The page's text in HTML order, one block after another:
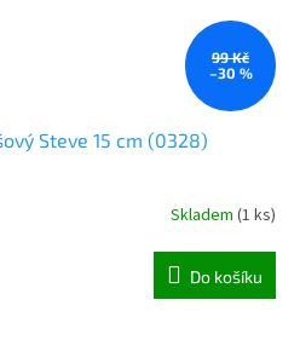
99 Kč
–30 %
Steve 15 cm (0328)
Skladem (1 ks)
Do košíku